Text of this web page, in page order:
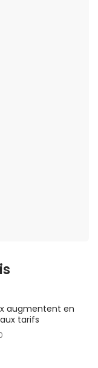
augmentent en
tarifs